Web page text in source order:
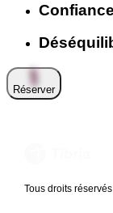
Réserver
Tous droits